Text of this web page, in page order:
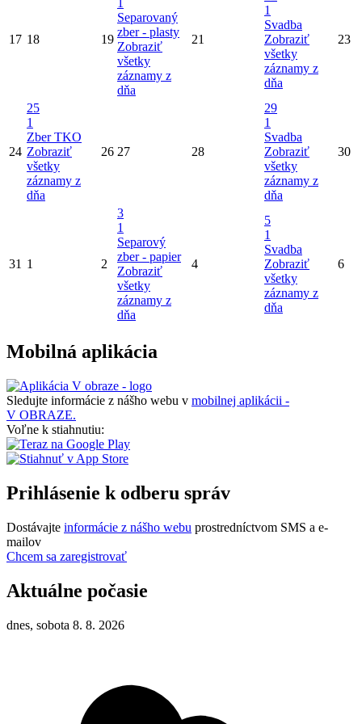
17 18 19
1
Separovaný
zber - plasty
Zobraziť
všetky
záznamy z
dňa
21
1
Svadba
Zobraziť
všetky
záznamy z
dňa
23
24
25
1
Zber TKO
Zobraziť
všetky
záznamy z
dňa
26 27 28
29
1
Svadba
Zobraziť
všetky
záznamy z
dňa
30
31 1 2
3
1
Separový
zber - papier
Zobraziť
všetky
záznamy z
dňa
4
5
1
Svadba
Zobraziť
všetky
záznamy z
dňa
6
Mobilná aplikácia
Sledujte informácie z nášho webu v mobilnej aplikácii -
V OBRAZE.
Voľne k stiahnutiu:
Prihlásenie k odberu správ
Dostávajte informácie z nášho webu prostredníctvom SMS a e-
mailov
Chcem sa zaregistrovať
Aktuálne počasie
dnes, sobota 8. 8. 2026